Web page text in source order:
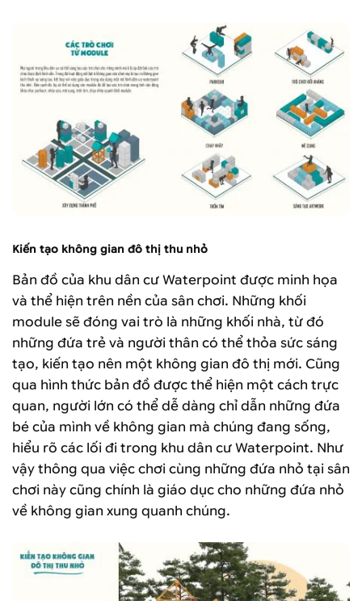
Kiến tạo không gian đô thị thu nhỏ
Bản đồ của khu dân cư Waterpoint được minh họa
và thể hiện trên nền của sân chơi. Những khối
module sẽ đóng vai trò là những khối nhà, từ đó
những đứa trẻ và người thân có thể thỏa sức sáng
tạo, kiến tạo nên một không gian đô thị mới. Cũng
qua hình thức bản đồ được thể hiện một cách trực
quan, người lớn có thể dễ dàng chỉ dẫn những đứa
bé của mình về không gian mà chúng đang sống,
hiểu rõ các lối đi trong khu dân cư Waterpoint. Như
vậy thông qua việc chơi cùng những đứa nhỏ tại sân
chơi này cũng chính là giáo dục cho những đứa nhỏ
về không gian xung quanh chúng.